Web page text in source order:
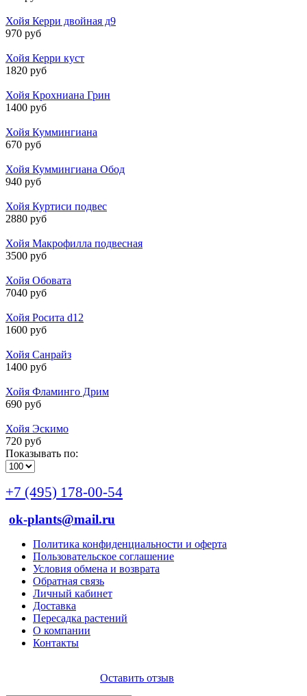
Хойя Керри двойная д9
970 руб
Хойя Керри куст
1820 руб
Хойя Крохниана Грин
1400 руб
Хойя Куммингиана
670 руб
Хойя Куммингиана Обод
940 руб
Хойя Куртиси подвес
2880 руб
Хойя Макрофилла подвесная
3500 руб
Хойя Обовата
7040 руб
Хойя Росита d12
1600 руб
Хойя Санрайз
1400 руб
Хойя Фламинго Дрим
690 руб
Хойя Эскимо
720 руб
Показывать по:
+7 (495) 178-00-54
ok-plants@mail.ru
Политика конфиденциальности и оферта
Пользовательское соглашение
Условия обмена и возврата
Обратная связь
Личный кабинет
Доставка
Пересадка растений
О компании
Контакты
Оставить отзыв